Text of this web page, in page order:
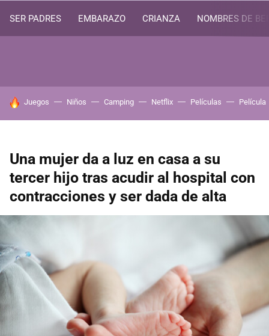
SER PADRES EMBARAZO CRIANZA NOMBRES DE
HOY SE HABLA DE
Juegos Niños Camping Netflix Películas Película
Una mujer da a luz en casa a su
tercer hijo tras acudir al hospital con
contracciones y ser dada de alta